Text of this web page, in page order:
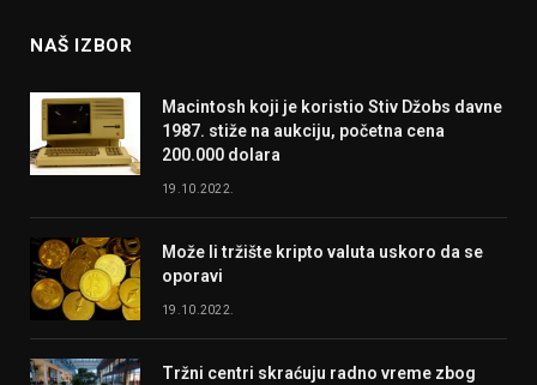
NAŠ IZBOR
Macintosh koji je koristio Stiv Džobs davne
1987. stiže na aukciju, početna cena
200.000 dolara
19.10.2022.
Može li tržište kripto valuta uskoro da se
oporavi
19.10.2022.
Tržni centri skraćuju radno vreme zbog